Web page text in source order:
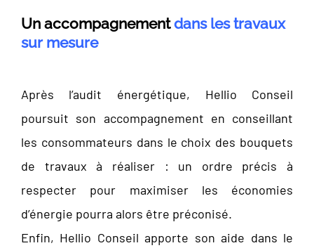
Un accompagnementdans les travaux
sur mesure
Après l’audit énergétique, Hellio Conseil
poursuit son accompagnement en conseillant
les consommateurs dans le choix des bouquets
de travaux à réaliser : un ordre précis à
respecter pour maximiser les économies
d’énergie pourra alors être préconisé.
Enfin, Hellio Conseil apporte son aide dans le